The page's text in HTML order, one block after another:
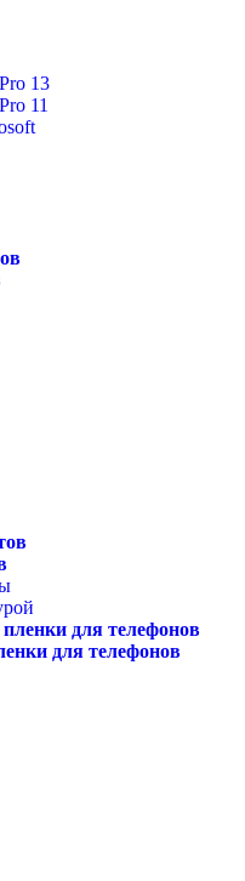
13
11
для телефонов